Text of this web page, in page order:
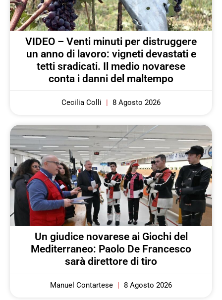
VIDEO – Venti minuti per distruggere
un anno di lavoro: vigneti devastati e
tetti sradicati. Il medio novarese
conta i danni del maltempo
Cecilia Colli 8 Agosto 2026
Un giudice novarese ai Giochi del
Mediterraneo: Paolo De Francesco
sarà direttore di tiro
Manuel Contartese 8 Agosto 2026